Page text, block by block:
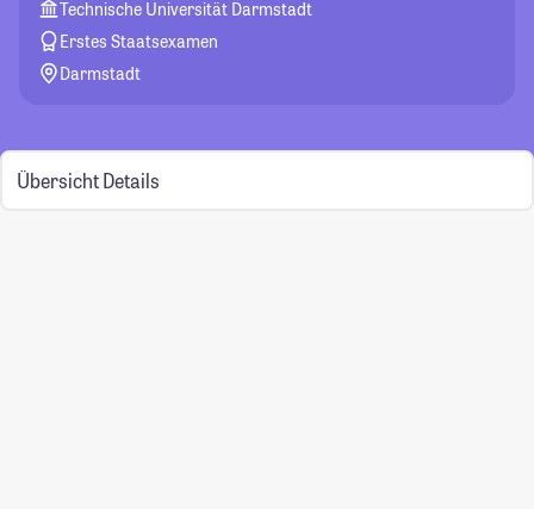
Technische Universität Darmstadt
Erstes Staatsexamen
Darmstadt
Übersicht Details